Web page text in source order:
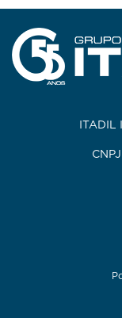
ITADIL